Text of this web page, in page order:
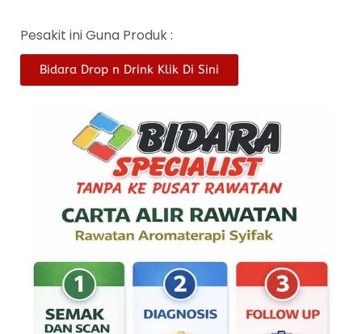
Pesakit ini Guna Produk :
Bidara Drop n Drink Klik Di Sini